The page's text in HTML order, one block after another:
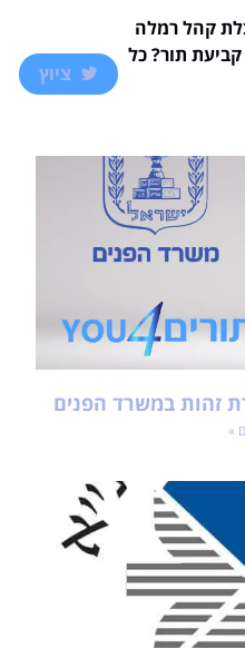
קהל רמלה
קביעת תור? כל
ציוץ
זהות במשרד הפנים
»